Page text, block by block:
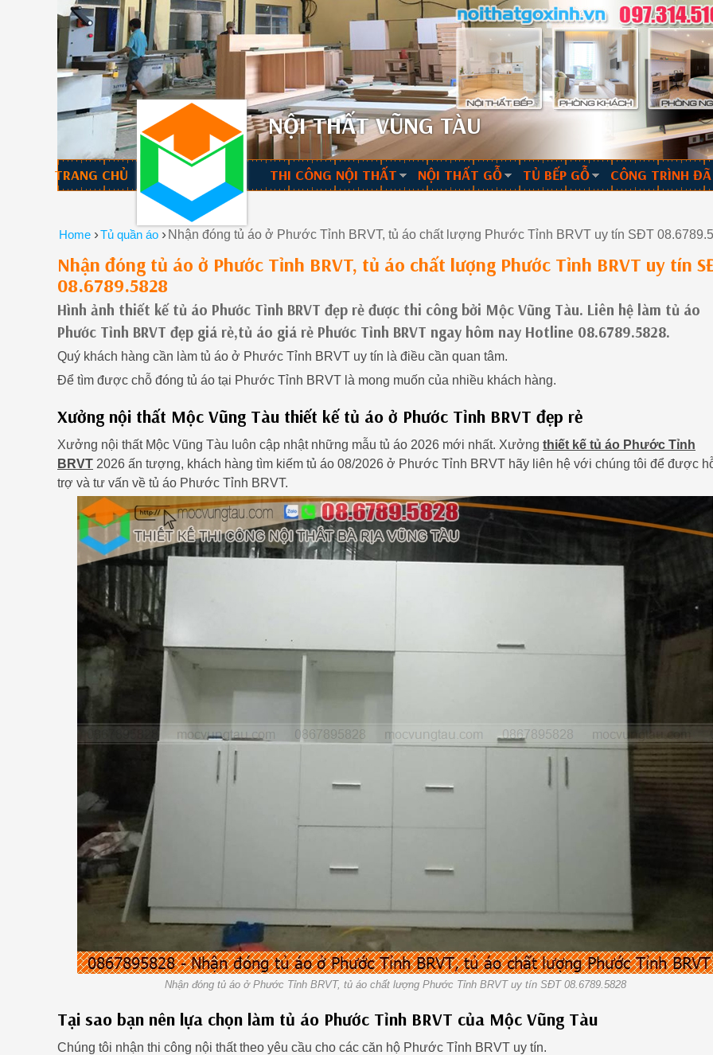
NỘI THẤT VŨNG TÀU
TRANG CHỦ THI CÔNG NỘI THẤT NỘI THẤT GỖ TỦ BẾP GỖ CÔNG TRÌNH
Home ›Tủ quần áo › Nhận đóng tủ áo ở Phước Tỉnh BRVT, tủ áo chất lượng Phước Tỉnh BRVT uy tín SĐT
Nhận đóng tủ áo ở Phước Tỉnh BRVT, tủ áo chất lượng Phước Tỉnh BRVT uy tín
08.6789.5828
Hình ảnh thiết kế tủ áo Phước Tỉnh BRVT đẹp rẻ được thi công bởi Mộc Vũng Tàu. Liên hệ làm tủ áo
Phước Tỉnh BRVT đẹp giá rẻ,tủ áo giá rẻ Phước Tỉnh BRVT ngay hôm nay Hotline 08.6789.5828.
Quý khách hàng cần làm tủ áo ở Phước Tỉnh BRVT uy tín là điều cần quan tâm.
Để tìm được chỗ đóng tủ áo tại Phước Tỉnh BRVT là mong muốn của nhiều khách hàng.
Xưởng nội thất Mộc Vũng Tàu thiết kế tủ áo ở Phước Tỉnh BRVT đẹp rẻ
Xưởng nội thất Mộc Vũng Tàu luôn cập nhật những mẫu tủ áo 2026 mới nhất. Xưởng thiết kế tủ áo Phước Tỉnh
BRVT 2026 ấn tượng, khách hàng tìm kiếm tủ áo 08/2026 ở Phước Tỉnh BRVT hãy liên hệ với chúng tôi để được
trợ và tư vấn về tủ áo Phước Tỉnh BRVT.
Nhận đóng tủ áo ở Phước Tỉnh BRVT, tủ áo chất lượng Phước Tỉnh BRVT uy tín SĐT 08.6789.5828
Tại sao bạn nên lựa chọn làm tủ áo Phước Tỉnh BRVT của Mộc Vũng Tàu
Chúng tôi nhận thi công nội thất theo yêu cầu cho các căn hộ Phước Tỉnh BRVT uy tín.